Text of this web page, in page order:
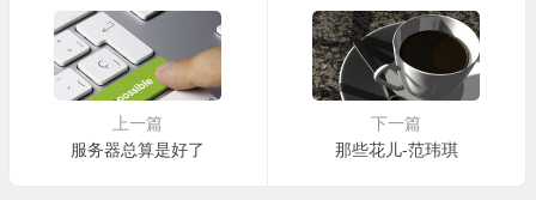
上一篇
服务器总算是好了
下一篇
那些花儿-范玮琪